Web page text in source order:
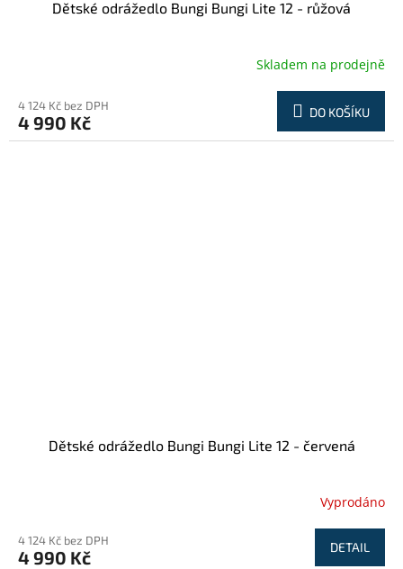
Dětské odrážedlo Bungi Bungi Lite 12 - růžová
Skladem na prodejně
4 124 Kč bez DPH
4 990 Kč DO KOŠÍKU
Dětské odrážedlo Bungi Bungi Lite 12 - červená
Vyprodáno
4 124 Kč bez DPH
4 990 Kč DETAIL